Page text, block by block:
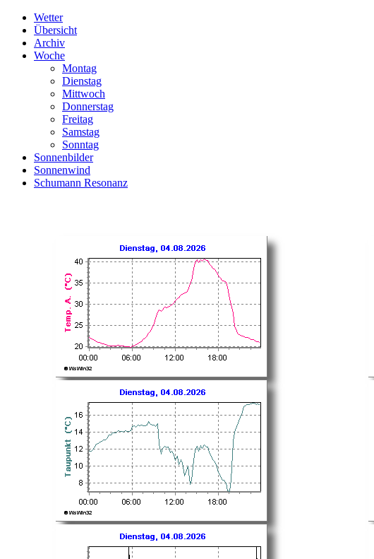
Wetter
Übersicht
Archiv
Woche
Montag
Dienstag
Mittwoch
Donnerstag
Freitag
Samstag
Sonntag
Sonnenbilder
Sonnenwind
Schumann Resonanz